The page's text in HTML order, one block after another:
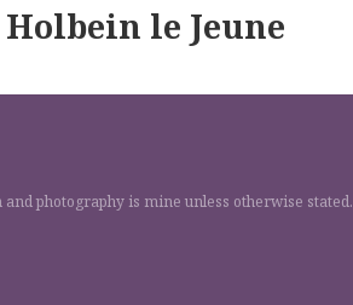
le Jeune
and photography is mine unless otherwise stated.